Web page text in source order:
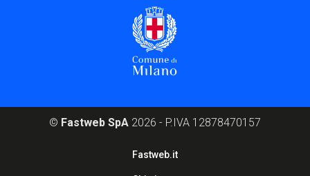
© Fastweb SpA 2026 - P.IVA 12878470157
Fastweb.it